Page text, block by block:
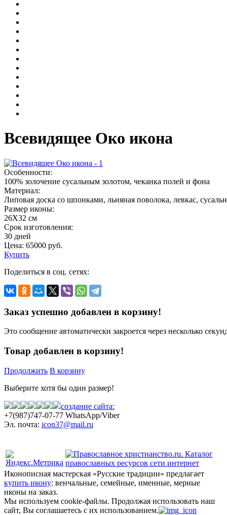
Всевидящее Око икона
Особенности:
100% золочение сусальным золотом, чеканка полей и фона
Материал:
Липовая доска со шпонками, льняная поволока, левкас,
Размер иконы:
26Х32 см
Срок изготовления:
30 дней
Цена: 65000 руб.
Купить
Поделиться в соц. сетях:
Заказ успешно добавлен в корзину!
Это сообщение автоматически закроется через несколько
Товар добавлен в корзину!
Продолжить В корзину
Выберите хотя бы один размер!
создание сайта:
+7(987)747-07-77 WhatsApp/Viber
Эл. почта: icon37@mail.ru
Иконописная мастерская «Русские традиции» предлагает
купить икону: венчальные, семейные, именные, мерные
иконы на заказ.
Мы используем cookie-файлы. Продолжая использовать наш
сайт, Вы соглашаетесь с их использованием.